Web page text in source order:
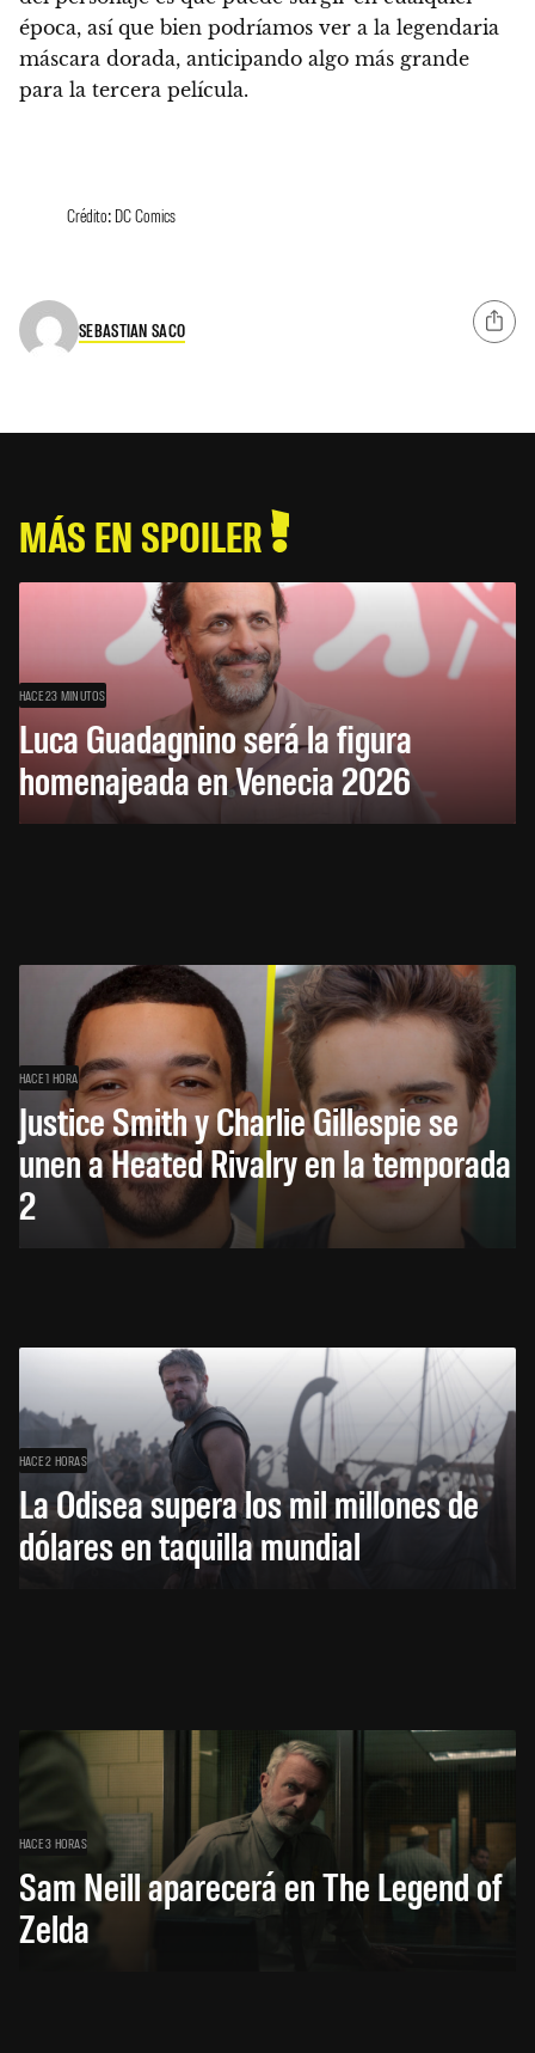
época, así que bien podríamos ver a la legendaria
máscara dorada, anticipando algo más grande
para la tercera película.
Crédito: DC Comics
SEBASTIAN SACO
MÁS EN SPOILER
HACE 23 MINUTOS
Luca Guadagnino será la figura
homenajeada en Venecia 2026
HACE 1 HORA
Justice Smith y Charlie Gillespie se
unen a Heated Rivalry en la temporada
2
HACE 2 HORAS
La Odisea supera los mil millones de
dólares en taquilla mundial
HACE 3 HORAS
Sam Neill aparecerá en The Legend of
Zelda